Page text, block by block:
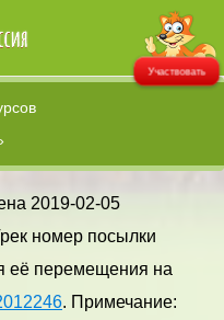
Участвовать
2019-02-05
номер посылки
её перемещения на
. Примечание: